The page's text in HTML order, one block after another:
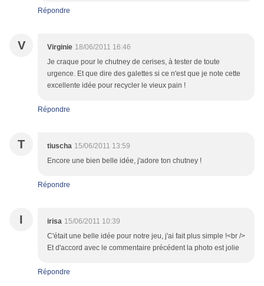
Répondre
V Virginie 18/06/2011 16:46
Je craque pour le chutney de cerises, à tester de toute
urgence. Et que dire des galettes si ce n'est que je note cette
excellente idée pour recycler le vieux pain !
Répondre
T tiuscha 15/06/2011 13:59
Encore une bien belle idée, j'adore ton chutney !
Répondre
I irisa 15/06/2011 10:39
C'était une belle idée pour notre jeu, j'ai fait plus simple !<br />
Et d'accord avec le commentaire précédent la photo est jolie
Répondre